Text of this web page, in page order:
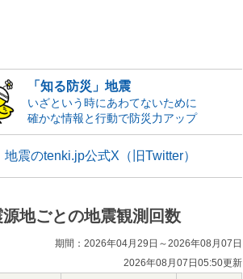
「知る防災」地震
いざという時にあわてないために
確かな情報と行動で防災力アップ
地震のtenki.jp公式X（旧Twitter）
源地ごとの地震観測回数
期間：2026年04月29日～2026年08月07日
2026年08月07日05:50更新